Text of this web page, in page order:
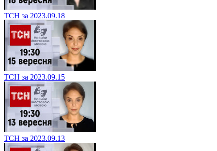
ТСН за 2023.09.18
ТСН за 2023.09.15
ТСН за 2023.09.13